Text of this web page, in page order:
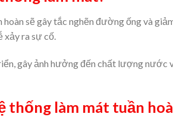
sẽ gây tắc nghẽn đường ống và
xảy ra sự cố.
gây ảnh hưởng đến chất lượng nước
thống làm mát tuần